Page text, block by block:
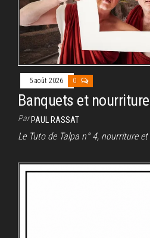
5 août 2026 0
Banquets et
ParPAUL RASSAT
Le Tuto de Talpa n° 4, nourriture